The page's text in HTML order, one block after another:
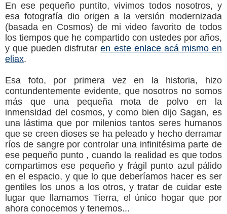
En ese pequeño puntito, vivimos todos nosotros, y
esa fotografía dio origen a la versión modernizada
(basada en Cosmos) de mi video favorito de todos
los tiempos que he compartido con ustedes por años,
y que pueden disfrutaren este enlace acá mismo en
eliax.
Esa foto, por primera vez en la historia, hizo
contundentemente evidente, que nosotros no somos
más que una pequeña mota de polvo en la
inmensidad del cosmos, y como bien dijo Sagan, es
una lástima que por milenios tantos seres humanos
que se creen dioses se ha peleado y hecho derramar
ríos de sangre por controlar una infinitésima parte de
ese pequeño punto , cuando la realidad es que todos
compartimos ese pequeño y frágil punto azul pálido
en el espacio, y que lo que deberíamos hacer es ser
gentiles los unos a los otros, y tratar de cuidar este
lugar que llamamos Tierra, el único hogar que por
ahora conocemos y tenemos...